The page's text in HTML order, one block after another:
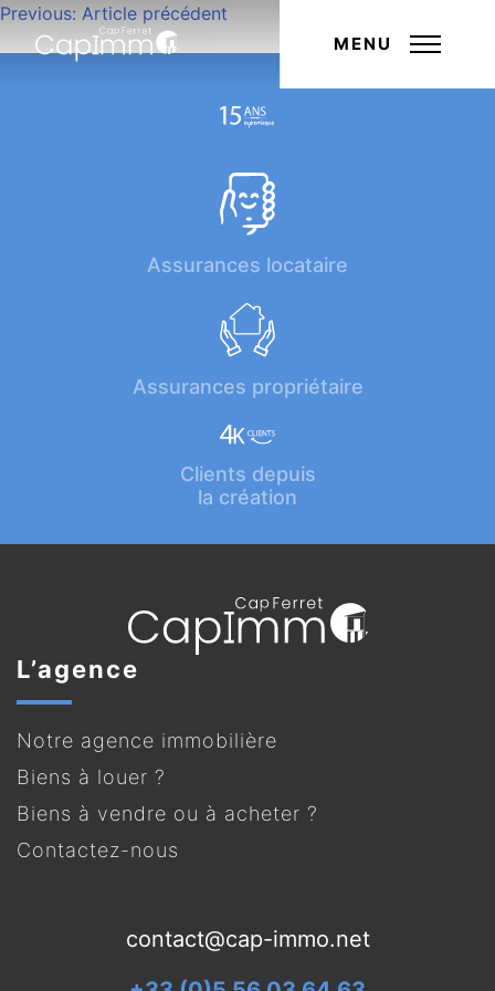
MENU
Navigation
de
Previous: Article précédent
Assurances locataire
Assurances propriétaire
Clients depuis
la création
L’agence
Notre agence immobilière
Biens à louer ?
Biens à vendre ou à acheter ?
Contactez-nous
contact@cap-immo.net